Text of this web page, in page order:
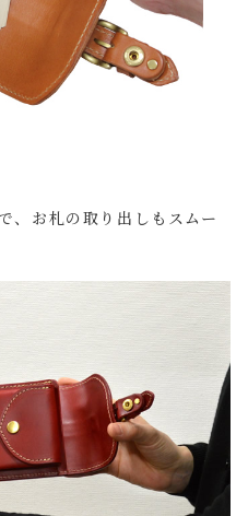
、お札の取り出しもスムー